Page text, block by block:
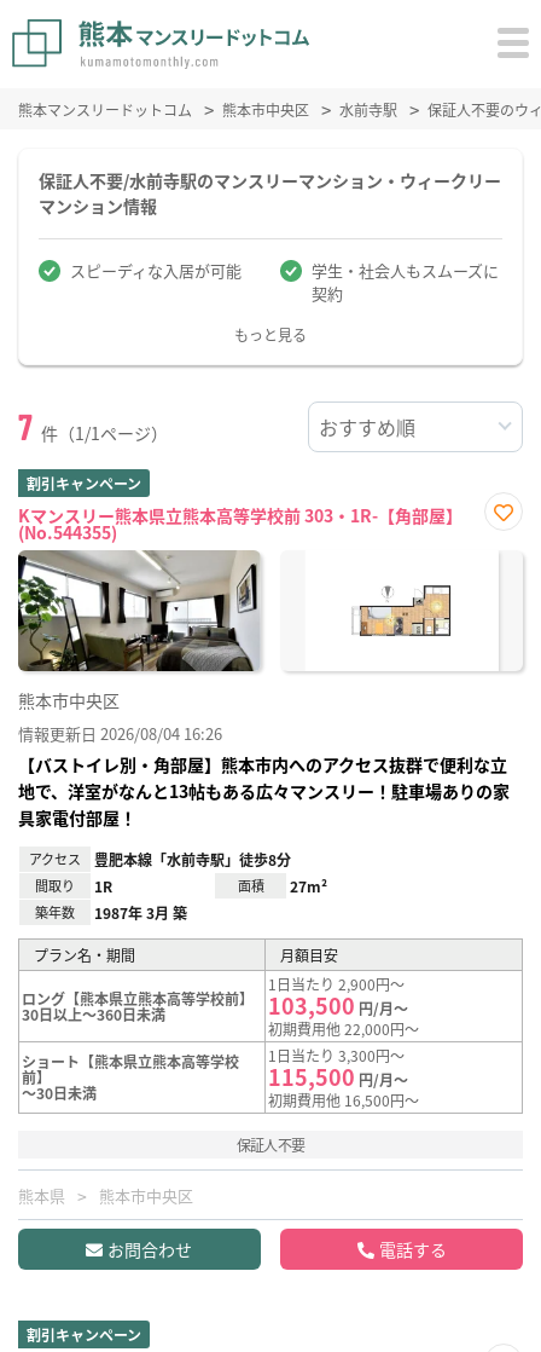
熊本マンスリードットコム 熊本市中央区 水前寺駅 保証人不要のウ
保証人不要/水前寺駅のマンスリーマンション・ウィークリー
マンション情報
スピーディな入居が可能
学生・社会人もスムーズに
契約
もっと見る
7 件（1/1ページ）
割引キャンペーン
Kマンスリー熊本県立熊本高等学校前 303・1R-【角部屋】
(No.544355)
に入
熊本市中央区
情報更新日 2026/08/04 16:26
【バストイレ別・角部屋】熊本市内へのアクセス抜群で便利な立
地で、洋室がなんと13帖もある広々マンスリー！駐車場ありの家
具家電付部屋！
アクセス 豊肥本線「水前寺駅」徒歩8分
間取り 1R 面積 27m²
築年数 1987年 3月 築
プラン名・期間 月額目安
ロング【熊本県立熊本高等学校前】
30日以上～360日未満
1日当たり 2,900円～
103,500 円/月～
初期費用他 22,000円～
ショート【熊本県立熊本高等学校
前】
～30日未満
1日当たり 3,300円～
115,500 円/月～
初期費用他 16,500円～
保証人不要
熊本県 熊本市中央区
お問合わせ 電話する
割引キャンペーン